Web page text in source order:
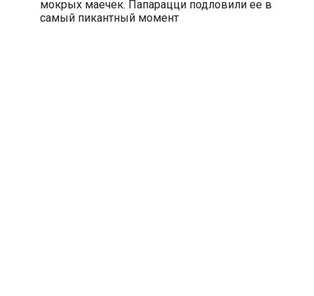
мокрых маечек. Папарацци подловили ее в
самый пикантный момент